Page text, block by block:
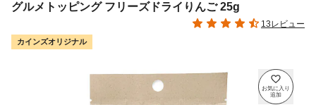
グルメトッピング フリーズドライりんご 25g
13レビュー
カインズオリジナル